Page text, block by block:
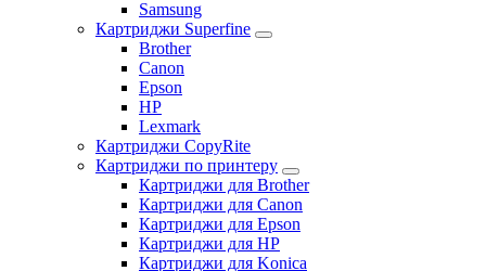
Samsung
Картриджи Superfine
Brother
Canon
Epson
HP
Lexmark
Картриджи CopyRite
Картриджи по принтеру
Картриджи для Brother
Картриджи для Canon
Картриджи для Epson
Картриджи для HP
Картриджи для Konica